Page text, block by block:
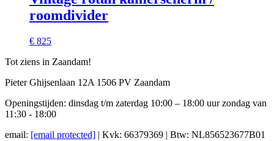
roomdivider
€ 825
Tot ziens in Zaandam!
Pieter Ghijsenlaan 12A 1506 PV Zaandam
Openingstijden: dinsdag t/m zaterdag 10:00 – 18:00 uur zondag van
11:30 - 18:00
email: [email protected] | Kvk: 66379369 | Btw: NL856523677B01